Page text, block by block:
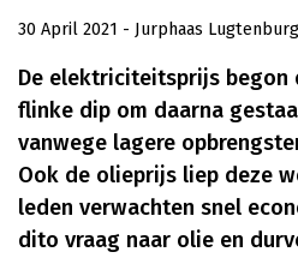
30 April 2021 - Jurphaas Lugtenburg
De elektriciteitsprijs begon
flinke dip om daarna
vanwege lagere
Ook de olieprijs liep deze
leden verwachten snel
dito vraag naar olie en